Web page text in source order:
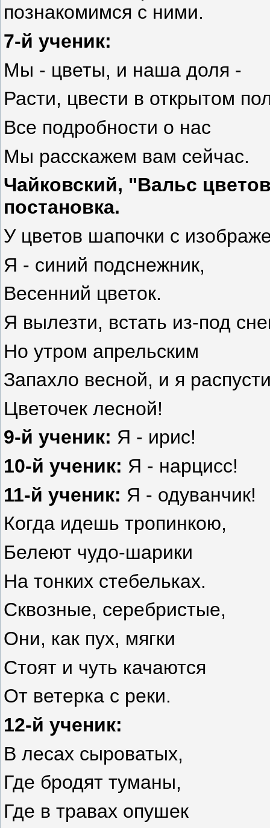
познакомимся с ними.
7-й ученик:
Мы - цветы, и наша доля -
Расти, цвести в открытом
Все подробности о нас
Мы расскажем вам сейчас.
Чайковский, "Вальс
постановка.
У цветов шапочки с
Я - синий подснежник,
Весенний цветок.
Я вылезти, встать из-под
Но утром апрельским
Запахло весной, и я
Цветочек лесной!
9-й ученик: Я - ирис!
10-й ученик: Я - нарцисс!
11-й ученик: Я - одуванчик!
Когда идешь тропинкою,
Белеют чудо-шарики
На тонких стебельках.
Сквозные, серебристые,
Они, как пух, мягки
Стоят и чуть качаются
От ветерка с реки.
12-й ученик:
В лесах сыроватых,
Где бродят туманы,
Где в травах опушек